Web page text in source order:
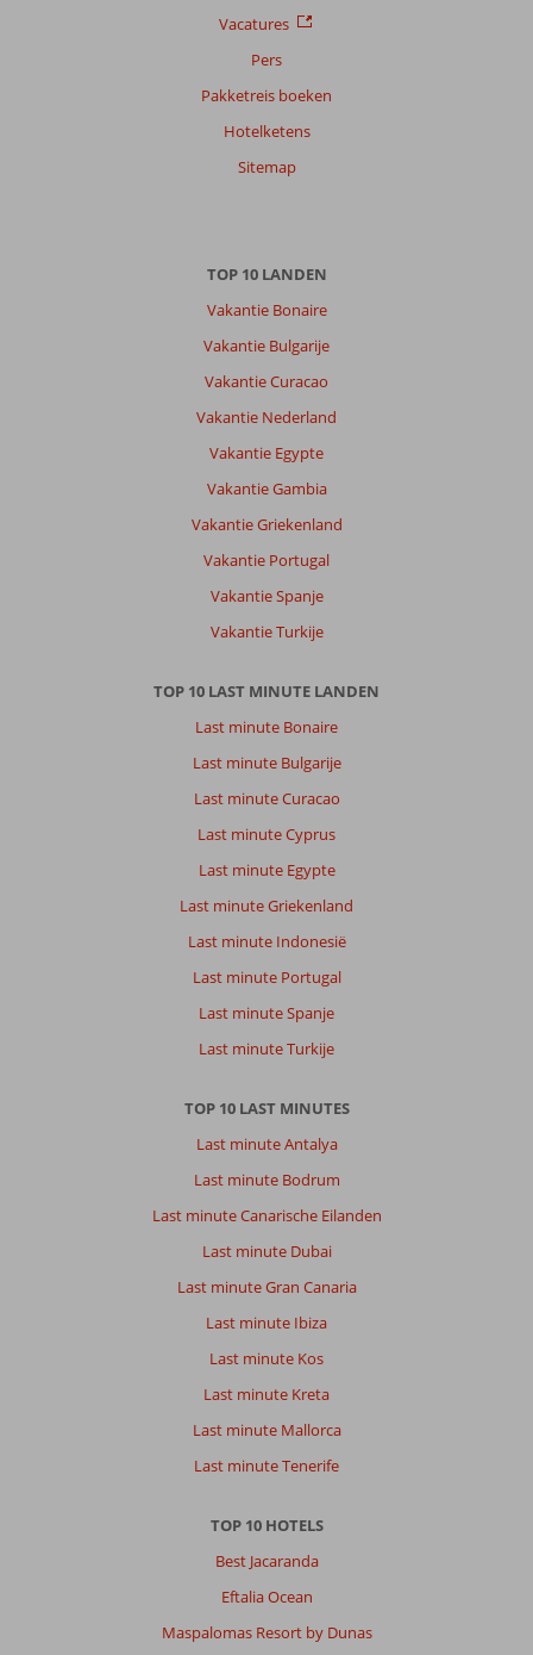
Vacatures
Pers
Pakketreis boeken
Hotelketens
Sitemap
TOP 10 LANDEN
Vakantie Bonaire
Vakantie Bulgarije
Vakantie Curacao
Vakantie Nederland
Vakantie Egypte
Vakantie Gambia
Vakantie Griekenland
Vakantie Portugal
Vakantie Spanje
Vakantie Turkije
TOP 10 LAST MINUTE LANDEN
Last minute Bonaire
Last minute Bulgarije
Last minute Curacao
Last minute Cyprus
Last minute Egypte
Last minute Griekenland
Last minute Indonesië
Last minute Portugal
Last minute Spanje
Last minute Turkije
TOP 10 LAST MINUTES
Last minute Antalya
Last minute Bodrum
Last minute Canarische Eilanden
Last minute Dubai
Last minute Gran Canaria
Last minute Ibiza
Last minute Kos
Last minute Kreta
Last minute Mallorca
Last minute Tenerife
TOP 10 HOTELS
Best Jacaranda
Eftalia Ocean
Maspalomas Resort by Dunas